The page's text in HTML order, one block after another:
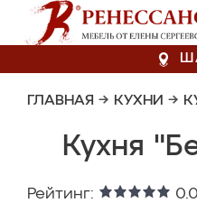
ГЛАВНАЯ → КУХНИ →
Кухня
Рейтинг: 0.0